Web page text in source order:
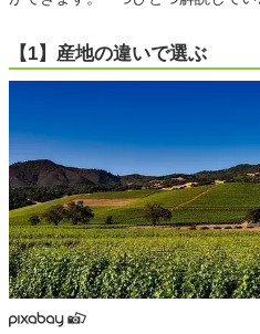
【1】産地の違いで選ぶ